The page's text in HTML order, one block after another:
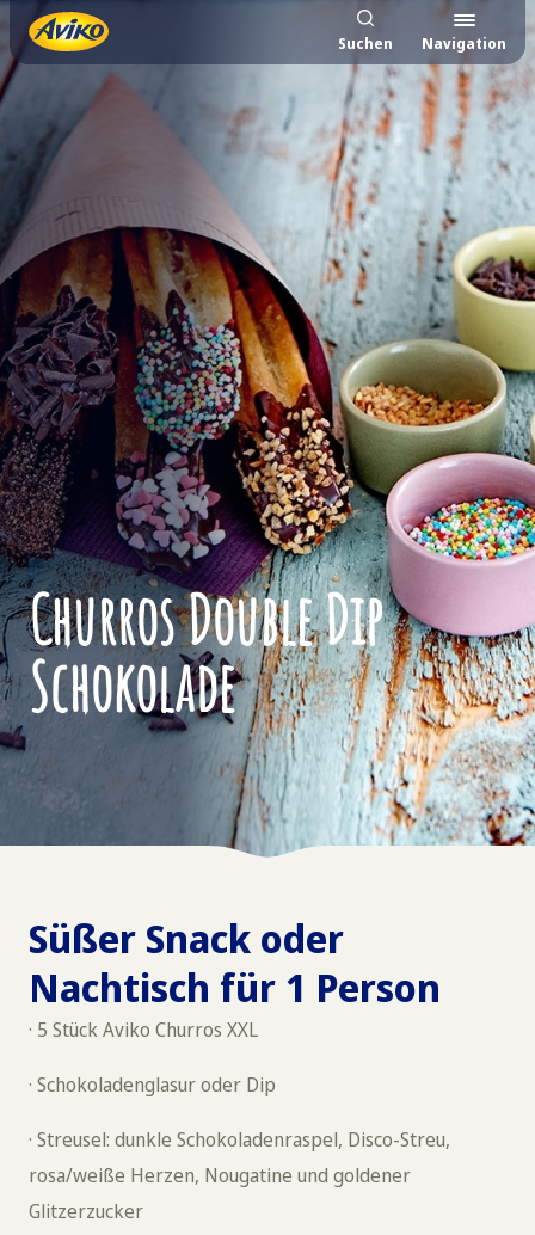
Suchen Navigation
Churros Double Dip
Schokolade
Süßer Snack oder
Nachtisch für 1 Person
· 5 Stück Aviko Churros XXL
· Schokoladenglasur oder Dip
· Streusel: dunkle Schokoladenraspel, Disco-Streu,
rosa/weiße Herzen, Nougatine und goldener
Glitzerzucker